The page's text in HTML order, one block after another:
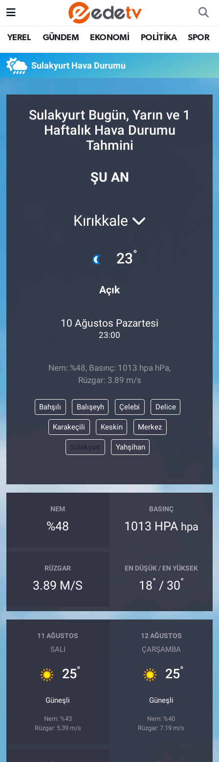
YEREL GÜNDEM EKONOMİ POLİTİKA SPOR
Sulakyurt Hava Durumu
Sulakyurt Bugün, Yarın ve 1
Haftalık Hava Durumu
Tahmini
ŞU AN
Kırıkkale
23°
Açık
10 Ağustos Pazartesi
23:00
Nem: %48, Basınç: 1013 hpa hPa,
Rüzgar: 3.89 m/s
Bahşılı Balışeyh Çelebi Delice
Karakeçili Keskin Merkez
Sulakyurt Yahşihan
NEM
%48
BASINÇ
1013 HPA hpa
RÜZGAR
3.89 M/S
EN DÜŞÜK / EN YÜKSEK
18° / 30°
11 AĞUSTOS
SALI
25°
Güneşli
Nem: %43
Rüzgar: 5.39 m/s
12 AĞUSTOS
ÇARŞAMBA
25°
Güneşli
Nem: %40
Rüzgar: 7.19 m/s